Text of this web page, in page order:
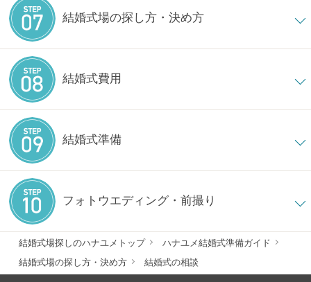
結婚式場の探し方・決め方
結婚式費用
結婚式準備
フォトウエディング・前撮り
結婚式場探しのハナユメトップ
ハナユメ結婚式準備ガイド
結婚式場の探し方・決め方
結婚式の相談